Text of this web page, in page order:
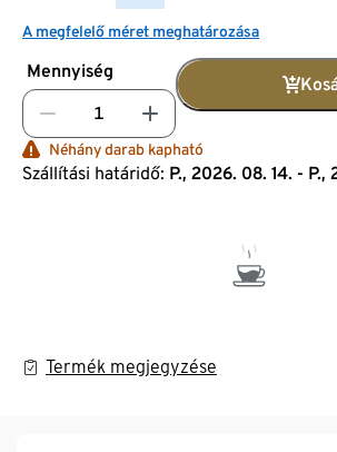
A megfelelő méret meghatározása
Mennyiség
Néhány darab kapható
Szállítási határidő: P., 2026. 08. 14. - P.,
Termék megjegyzése